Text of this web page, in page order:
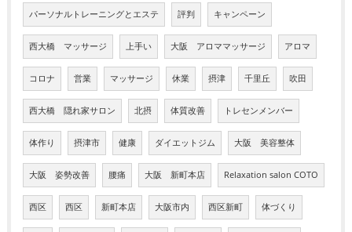
パーソナルトレーニングとエステ 評判 キャンペーン
西大橋 マッサージ 上手い 大阪 アロママッサージ アロマ
コロナ 営業 マッサージ 休業 摂津 千里丘 吹田
西大橋 隠れ家サロン 北摂 体質改善 トレセンメンバー
体作り 摂津市 健康 ダイエットジム 大阪 美容整体
大阪 姿勢改善 腰痛 大阪 新町本店 Relaxation salon COTO
西区 西区 新町本店 大阪市内 西区新町 体づくり